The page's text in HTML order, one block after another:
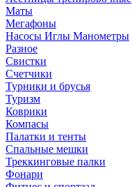
Маты
Мегафоны
Насосы Иглы Манометры
Разное
Свистки
Счетчики
Турники и брусья
Туризм
Коврики
Компасы
Палатки и тенты
Спальные мешки
Треккинговые палки
Фонари